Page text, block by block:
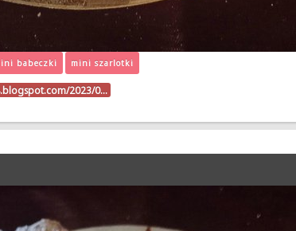
babeczki mini szarlotki
2023/0…